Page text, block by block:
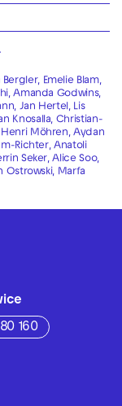
Emelie Blam,
Amanda Godwins,
Jan Hertel, Lis
Knosalla, Christian-
Henri Möhren, Aydan
Richter, Anatoli
Seker, Alice Soo,
Ostrowski, Marfa
160